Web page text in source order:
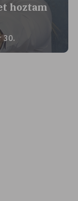
hoztam
30.